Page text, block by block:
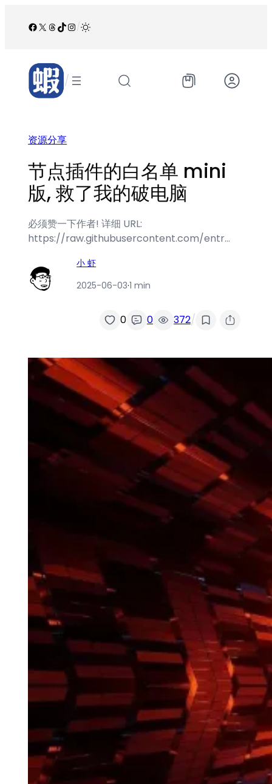
Facebook
X Threads
TikTok
Instagram
/
/
资源分享
节点插件的白名单 mini
版, 救了我的破电脑
必须赞一下作者! 详细 URL:
https://raw.githubusercontent.com/entr…
小 虾
2025-06-03·1 min
0 0 372/